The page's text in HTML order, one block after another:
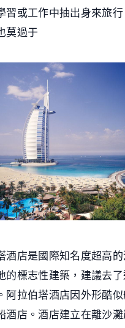
習或工作中抽出身來旅
莫過于
酒店是國際知名度超高
的標志性建築，建議去
阿拉伯塔酒店因外形酷
酒店。酒店建立在離沙